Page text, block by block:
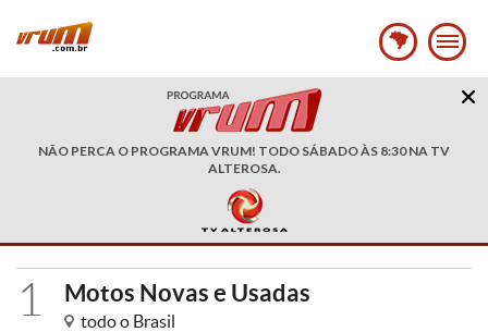
NÃO PERCA O PROGRAMA VRUM! TODO SÁBADO ÀS 8:30 NA TV
ALTEROSA.
1 Motos Novas e Usadas
todo o Brasil